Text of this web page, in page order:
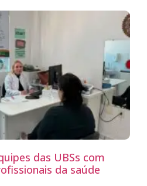
das UBSs com
da saúde